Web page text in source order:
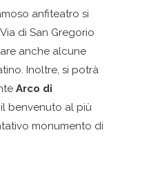
anfiteatro si
di San Gregorio
anche alcune
Inoltre, si potrà
Arco di
benvenuto al più
monumento di